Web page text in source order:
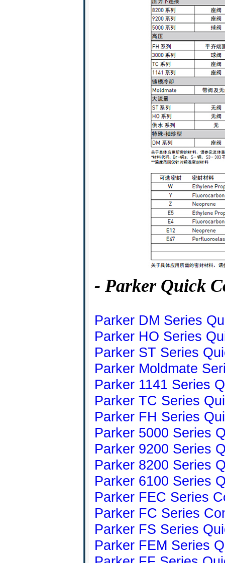
- Parker Quick
Parker DM Series
Parker HO Series
Parker ST Series
Parker Moldmate
Parker 1141 Series
Parker TC Series
Parker FH Series
Parker 5000 Series
Parker 9200 Series
Parker 8200 Series
Parker 6100 Series
Parker FEC Series
Parker FC Series
Parker FS Series
Parker FEM Series